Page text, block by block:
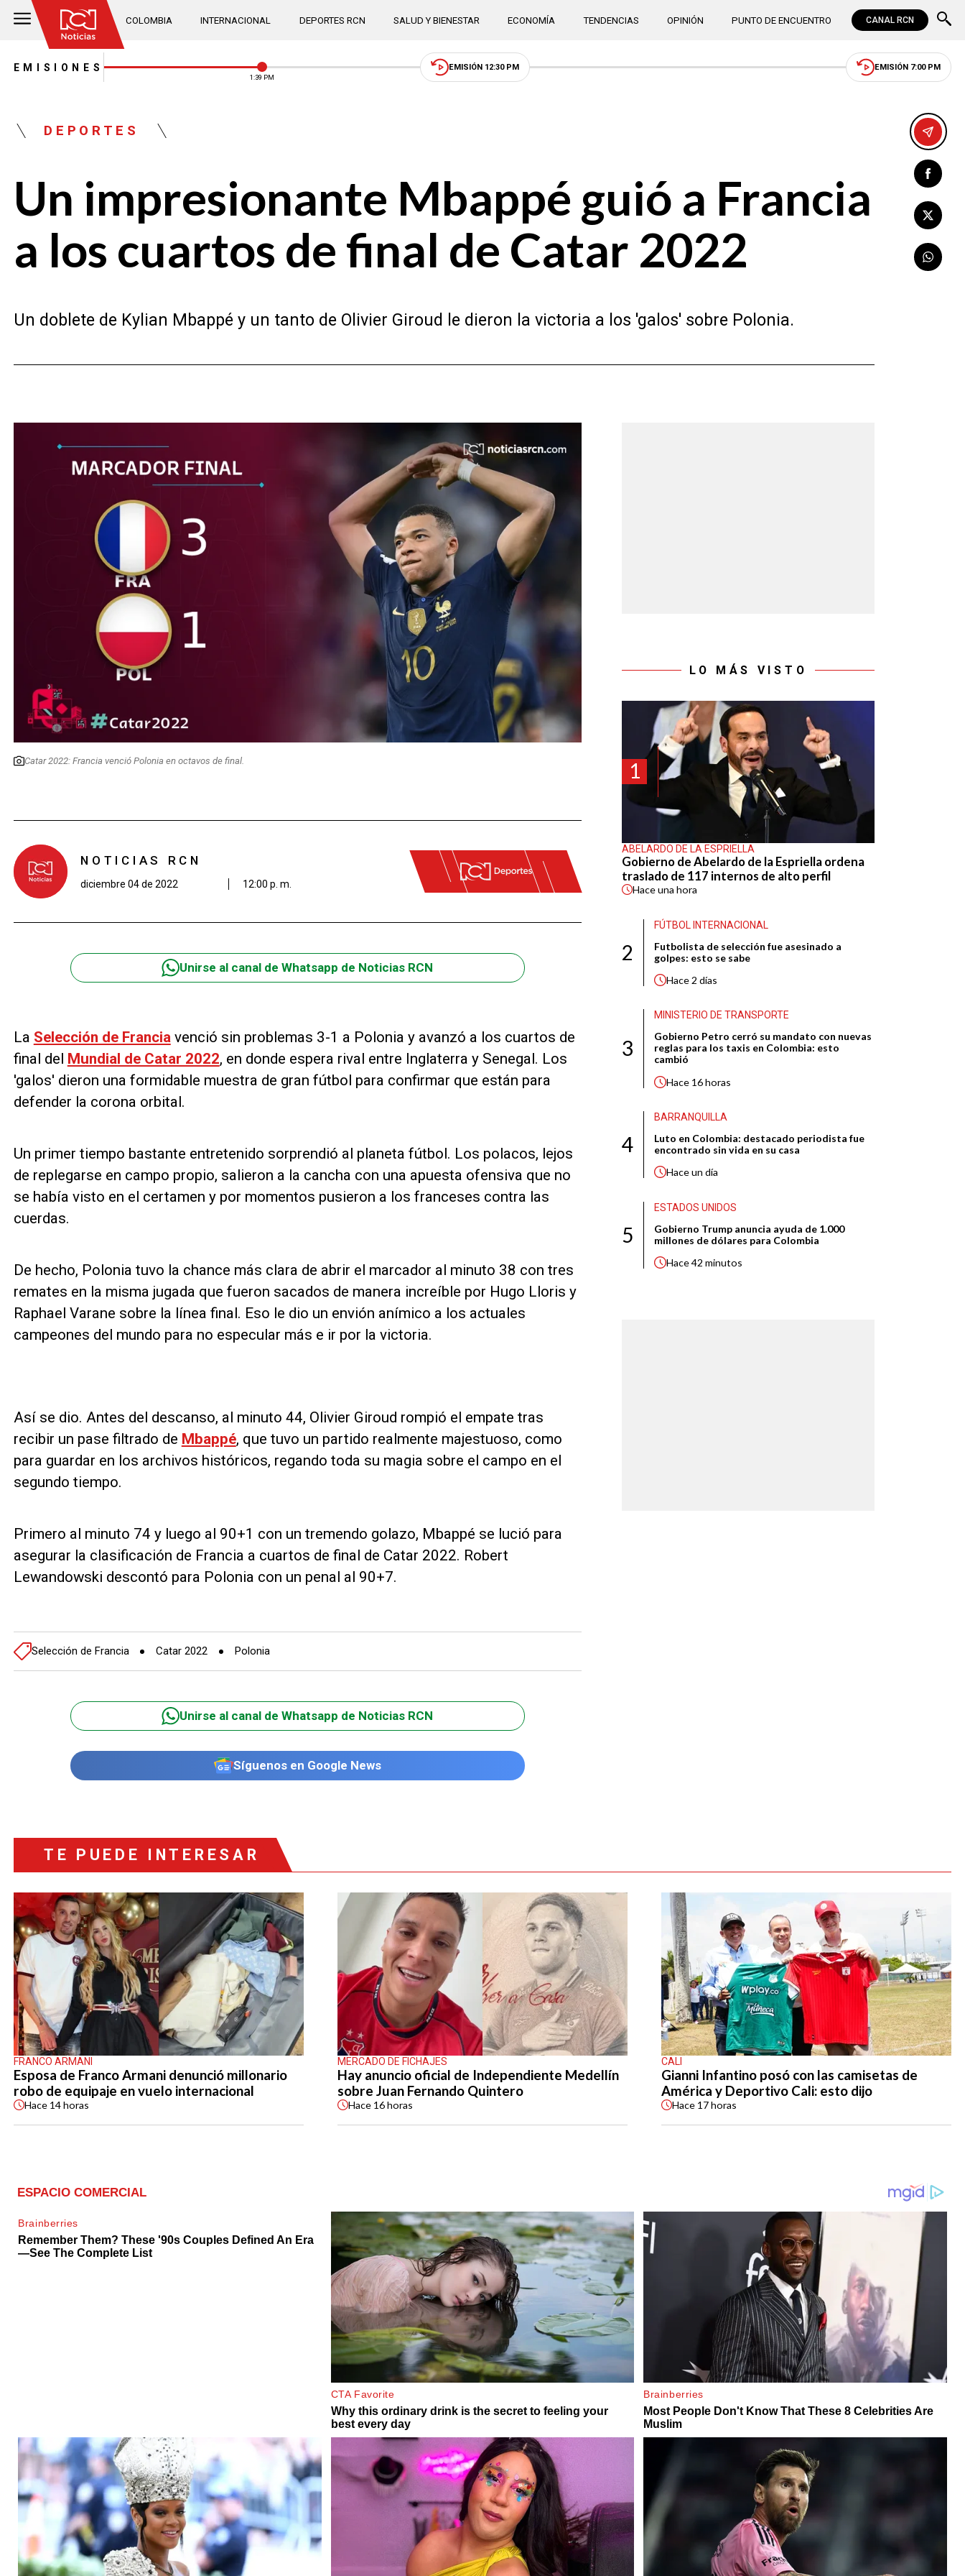
COLOMBIA INTERNACIONAL DEPORTES RCN SALUD Y BIENESTAR ECONOMÍA TENDENCIAS OPINIÓN PUNTO DE ENCUENTRO CANAL RCN
EMISIONES
1:39 PM
EMISIÓN 12:30 PM EMISIÓN 7:00 PM
DEPORTES
Un impresionante Mbappé guió a Francia
a los cuartos de final de Catar 2022
Un doblete de Kylian Mbappé y un tanto de Olivier Giroud le dieron la victoria a los 'galos' sobre Polonia.
Catar 2022: Francia venció Polonia en octavos de final.
NOTICIAS RCN
diciembre 04 de 2022 12:00 p. m.
Unirse al canal de Whatsapp de Noticias RCN
La Selección de Franciavenció sin problemas 3-1 a Polonia y avanzó a los cuartos de
final del Mundial de Catar 2022, en donde espera rival entre Inglaterra y Senegal. Los
'galos' dieron una formidable muestra de gran fútbol para confirmar que están para
defender la corona orbital.
Un primer tiempo bastante entretenido sorprendió al planeta fútbol. Los polacos, lejos
de replegarse en campo propio, salieron a la cancha con una apuesta ofensiva que no
se había visto en el certamen y por momentos pusieron a los franceses contra las
cuerdas.
De hecho, Polonia tuvo la chance más clara de abrir el marcador al minuto 38 con tres
remates en la misma jugada que fueron sacados de manera increíble por Hugo Lloris y
Raphael Varane sobre la línea final. Eso le dio un envión anímico a los actuales
campeones del mundo para no especular más e ir por la victoria.
Así se dio. Antes del descanso, al minuto 44, Olivier Giroud rompió el empate tras
recibir un pase filtrado de Mbappé, que tuvo un partido realmente majestuoso, como
para guardar en los archivos históricos, regando toda su magia sobre el campo en el
segundo tiempo.
Primero al minuto 74 y luego al 90+1 con un tremendo golazo, Mbappé se lució para
asegurar la clasificación de Francia a cuartos de final de Catar 2022. Robert
Lewandowski descontó para Polonia con un penal al 90+7.
Selección de Francia Catar 2022 Polonia
Unirse al canal de Whatsapp de Noticias RCN
Síguenos en Google News
LO MÁS VISTO
1
ABELARDO DE LA ESPRIELLA
Gobierno de Abelardo de la Espriella ordena
traslado de 117 internos de alto perfil
Haceuna hora
2
FÚTBOL INTERNACIONAL
Futbolista de selección fue asesinado a
golpes: esto se sabe
Hace2 días
3
MINISTERIO DE TRANSPORTE
Gobierno Petro cerró su mandato con nuevas
reglas para los taxis en Colombia: esto
cambió
Hace 16 horas
4
BARRANQUILLA
Luto en Colombia: destacado periodista fue
encontrado sin vida en su casa
Haceun día
5
ESTADOS UNIDOS
Gobierno Trump anuncia ayuda de 1.000
millones de dólares para Colombia
Hace42 minutos
TE PUEDE INTERESAR
FRANCO ARMANI
Esposa de Franco Armani denunció millonario
robo de equipaje en vuelo internacional
Hace 14 horas
MERCADO DE FICHAJES
Hay anuncio oficial de Independiente Medellín
sobre Juan Fernando Quintero
Hace 16 horas
CALI
Gianni Infantino posó con las camisetas de
América y Deportivo Cali: esto dijo
Hace 17 horas